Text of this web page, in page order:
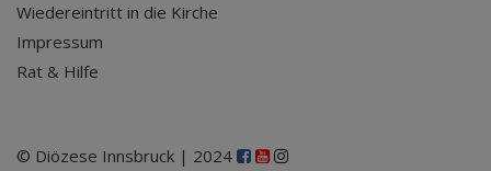
Wiedereintritt in die Kirche
Impressum
Rat & Hilfe
© Diözese Innsbruck | 2024